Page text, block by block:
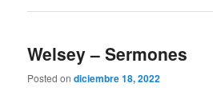
Welsey – Sermones
Posted ondiciembre 18, 2022